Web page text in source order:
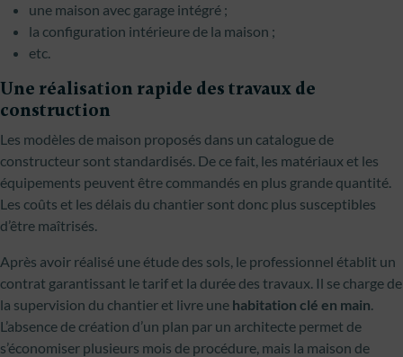
une maison avec garage intégré ;
la configuration intérieure de la maison ;
etc.
Une réalisation rapide des travaux de
construction
Les modèles de maison proposés dans un catalogue de
constructeur sont standardisés. De ce fait, les matériaux et les
équipements peuvent être commandés en plus grande quantité.
Les coûts et les délais du chantier sont donc plus susceptibles
d’être maîtrisés.
Après avoir réalisé une étude des sols, le professionnel établit un
contrat garantissant le tarif et la durée des travaux. Il se charge de
la supervision du chantier et livre une habitation clé en main.
L’absence de création d’un plan par un architecte permet de
s’économiser plusieurs mois de procédure, mais la maison de